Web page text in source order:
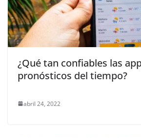
¿Qué tan confiables las
pronósticos del tiempo?
abril 24, 2022